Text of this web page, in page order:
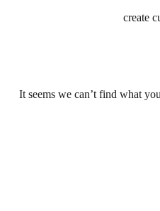
create
It seems we can’t find what